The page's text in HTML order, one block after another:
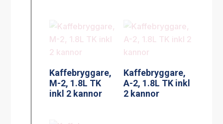
Kaffebryggare,
M-2, 1.8L TK
inkl 2 kannor
Kaffebryggare,
A-2, 1.8L TK inkl
2 kannor